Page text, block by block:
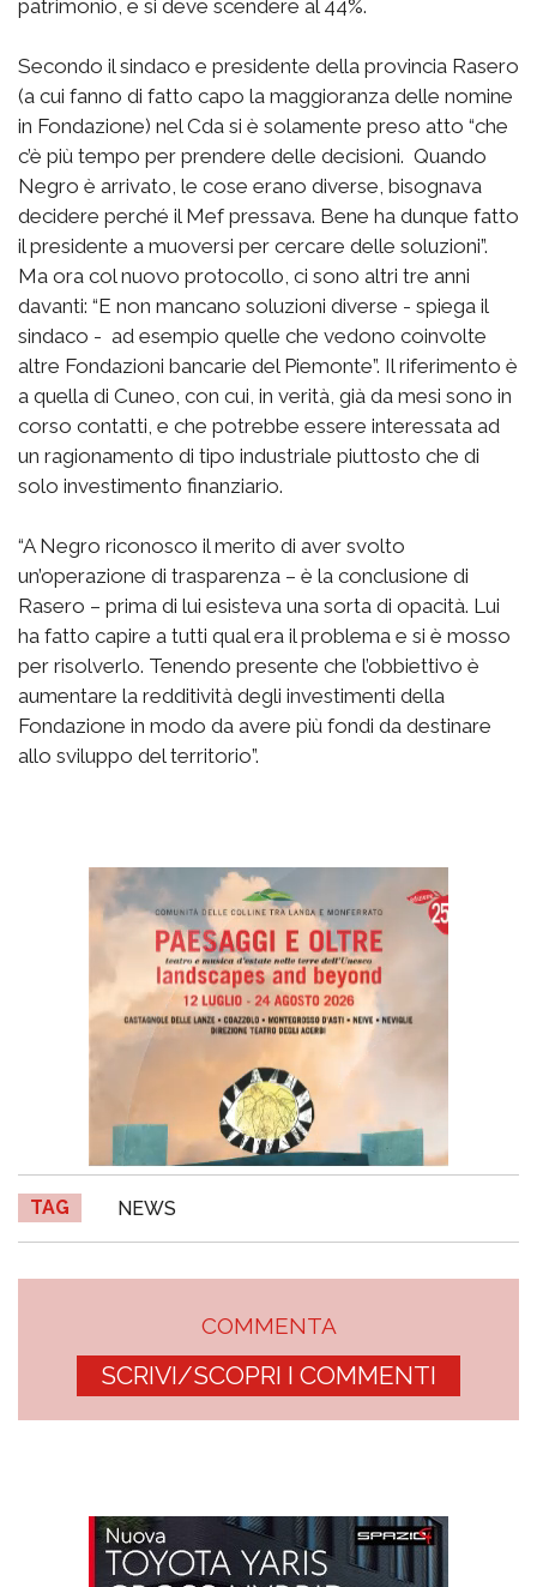
patrimonio, e si deve scendere al 44%.
Secondo il sindaco e presidente della provincia Rasero
(a cui fanno di fatto capo la maggioranza delle nomine
in Fondazione) nel Cda si è solamente preso atto “che
c’è più tempo per prendere delle decisioni. Quando
Negro è arrivato, le cose erano diverse, bisognava
decidere perché il Mef pressava. Bene ha dunque fatto
il presidente a muoversi per cercare delle soluzioni”.
Ma ora col nuovo protocollo, ci sono altri tre anni
davanti: “E non mancano soluzioni diverse - spiega il
sindaco - ad esempio quelle che vedono coinvolte
altre Fondazioni bancarie del Piemonte”. Il riferimento è
a quella di Cuneo, con cui, in verità, già da mesi sono in
corso contatti, e che potrebbe essere interessata ad
un ragionamento di tipo industriale piuttosto che di
solo investimento finanziario.
“A Negro riconosco il merito di aver svolto
un’operazione di trasparenza – è la conclusione di
Rasero – prima di lui esisteva una sorta di opacità. Lui
ha fatto capire a tutti qual era il problema e si è mosso
per risolverlo. Tenendo presente che l’obbiettivo è
aumentare la redditività degli investimenti della
Fondazione in modo da avere più fondi da destinare
allo sviluppo del territorio”.
TAG NEWS
COMMENTA
SCRIVI/SCOPRI I COMMENTI